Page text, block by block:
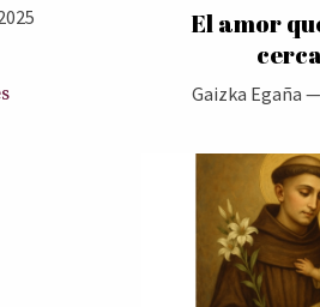
El amor
Gaizka Egaña —